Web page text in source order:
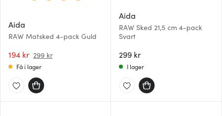
Aida
RAW Matsked 4-pack Guld
194 kr 299 kr
Få i lager
Aida
RAW Sked 21,5 cm 4-pack
Svart
299 kr
I lager